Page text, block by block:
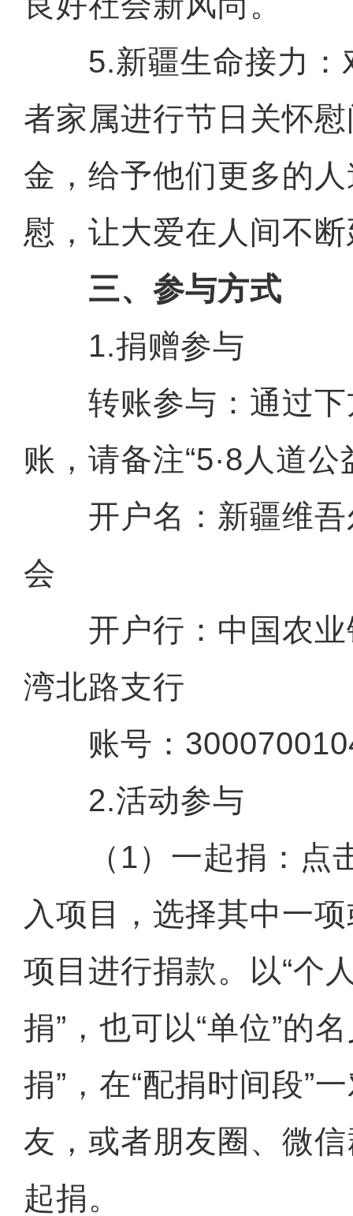
5.新疆生命接力：
者家属进行节日关怀
金，给予他们更多的
慰，让大爱在人间不
三、参与方式
1.捐赠参与
转账参与：通过下
账，请备注“5·8人道公
开户名：新疆维吾
会
开户行：中国农业
湾北路支行
账号：
2.活动参与
（1）一起捐：点
入项目，选择其中一
项目进行捐款。以“个
捐”，也可以“单位”的
捐”，在“配捐时间段”
友，或者朋友圈、微
起捐。